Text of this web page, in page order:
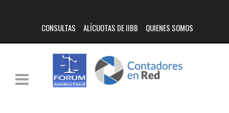
CONSULTAS ALÍCUOTAS DE IIBB QUIENES SOMOS